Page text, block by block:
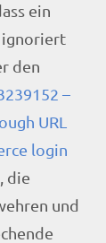
ein
ignoriert
den
–
URL
login
die
und